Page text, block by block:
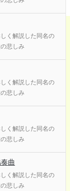
く解説した同名の
悲しみ
く解説した同名の
悲しみ
く解説した同名の
悲しみ
曲
く解説した同名の
悲しみ